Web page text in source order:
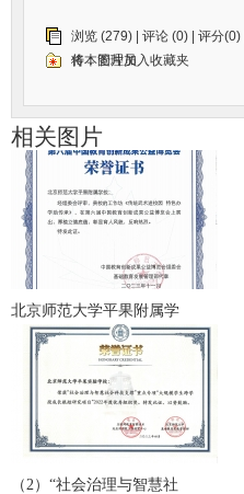
浏览 (279) | 评论 (0) | 评分(0) |
传：管理员
将本图片加入收藏夹
相关图片
北京师范大学平果附属学
（2）“社会治理与智慧社